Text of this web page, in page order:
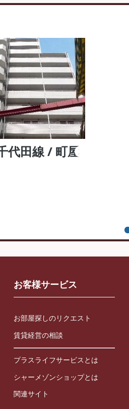
代田線 / 町屋
お客様サービス
お部屋探しのリクエスト
賃貸経営の相談
プラスライフサービスとは
シャーメゾンショップとは
関連サイト